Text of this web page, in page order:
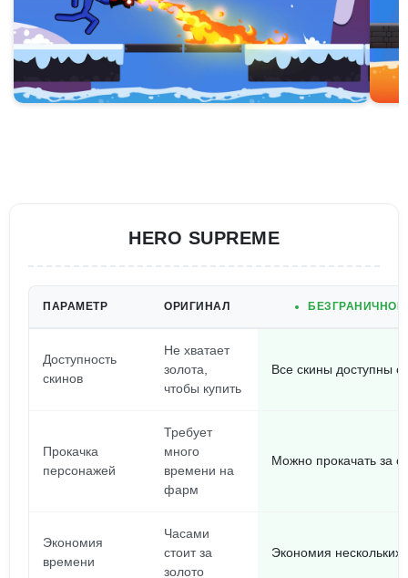
HERO SUPREME
ПАРАМЕТР ОРИГИНАЛ БЕЗГРАНИЧНОЕ
Доступность
скинов
Не хватает
золота,
чтобы купить
Все скины доступны
Прокачка
персонажей
Требует
много
времени на
фарм
Можно прокачать за
Экономия
времени
Часами
стоит за
золото
Экономия нескольких